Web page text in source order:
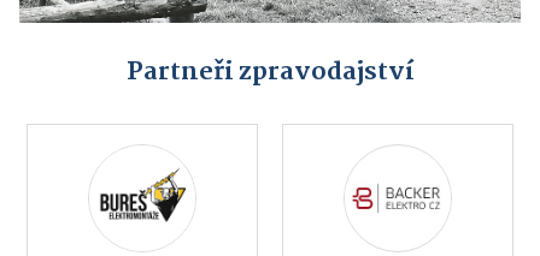
Partneři zpravodajství